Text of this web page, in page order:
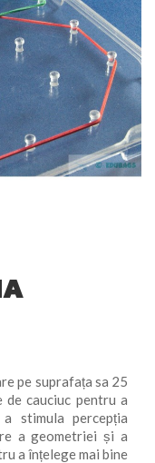
pe suprafața sa 25
cauciuc pentru a
stimula percepția
a geometriei și a
a înțelege mai bine